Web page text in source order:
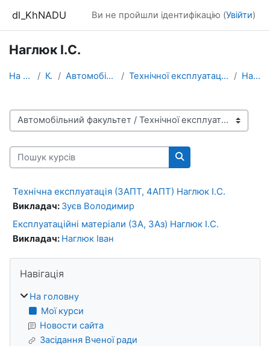
dl_KhNADU Ви не пройшли ідентифікацію (Увійти)
Наглюк І.С.
На головну Курси Автомобільний факультет Технічної експлуатації і сервісу автомобілів ім. М... Наглюк І.С.
Категорії курсів
Пошук курсів
Пошук курсів
Технічна експлуатація (3АПТ, 4АПТ) Наглюк І.С.
Викладач: Зуєв Володимир
Експлуатаційні матеріали (3А, 3Аз) Наглюк І.С.
Викладач: Наглюк Іван
Блоки
Навігація
На головну
Мої курси
Новости сайта
Засідання Вченої ради